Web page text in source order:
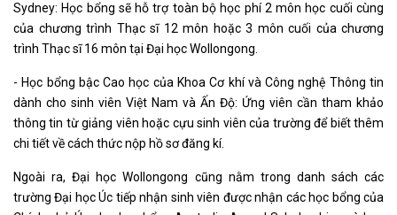
Sydney: Học bổng sẽ hỗ trợ toàn bộ học phí 2 môn học cuối cùng
của chương trình Thạc sĩ 12 môn hoặc 3 môn cuối của chương
trình Thạc sĩ 16 môn tại Đại học Wollongong.
- Học bổng bậc Cao học của Khoa Cơ khí và Công nghệ Thông tin
dành cho sinh viên Việt Nam và Ấn Độ: Ứng viên cần tham khảo
thông tin từ giảng viên hoặc cựu sinh viên của trường để biết thêm
chi tiết về cách thức nộp hồ sơ đăng kí.
Ngoài ra, Đại học Wollongong cũng nằm trong danh sách các
trường Đại học Úc tiếp nhận sinh viên được nhận các học bổng của